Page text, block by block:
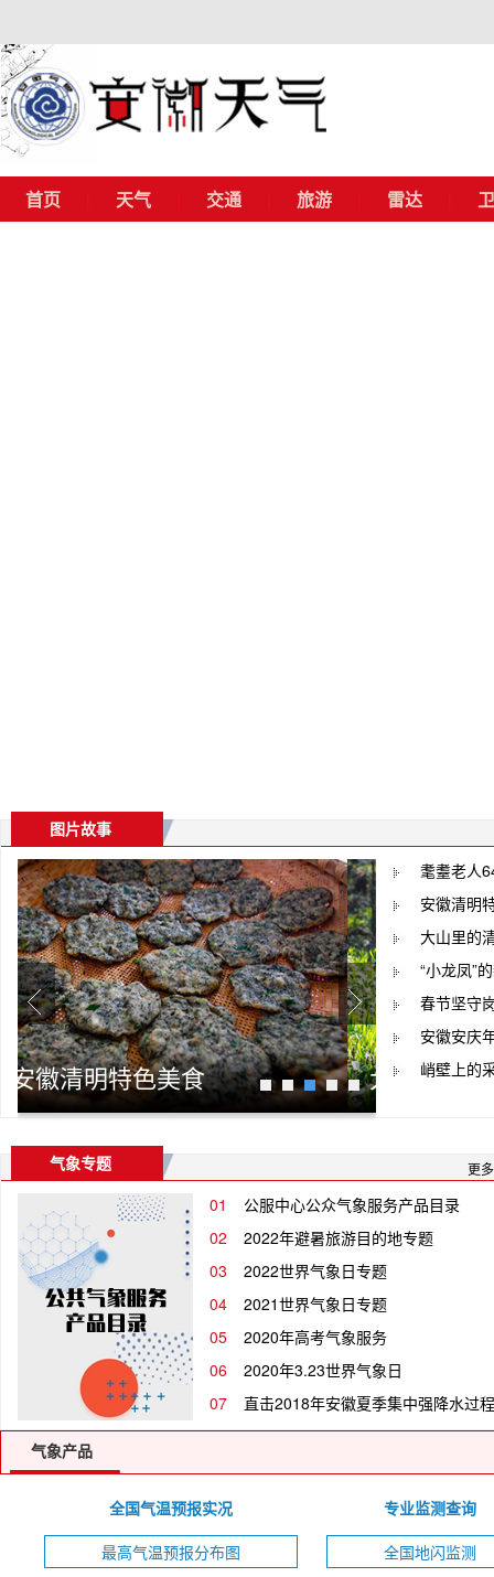
首页 天气 交通 旅游 雷达
图片故事
大山里的清明采茶人 “小龙
1 2 3 4 5
耄耋老人
安徽清明
大山里的
“小龙凤”
春节坚守
安徽安庆
峭壁上的
气象专题 更
01
公服中心公众气象服务产品目录
02
2022年避暑旅游目的地专题
03
2022世界气象日专题
04
2021世界气象日专题
05
2020年高考气象服务
06
2020年3.23世界气象日
07
直击2018年安徽夏季集中强降水过程
气象产品
全国气温预报实况
最高气温预报分布图
专业监测查询
全国地闪监测